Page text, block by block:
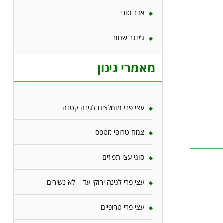
אדר סורי
ג’ינגר שחור
מאמרי גינון
עצי פרי מומלצים לגינה קטנה
צמח טרופי מטפס
סוגי עצי תפוזים
עצי פרי לגינה ירוקי עד – לא נשירים
עצי פרי טרופיים